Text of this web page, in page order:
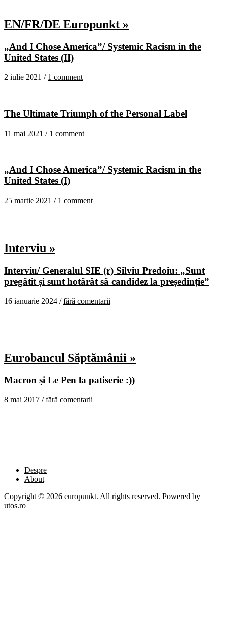
EN/FR/DE Europunkt »
„And I Chose America”/ Systemic Racism in the
United States (II)
2 iulie 2021 / 1 comment
The Ultimate Triumph of the Personal Label
11 mai 2021 / 1 comment
„And I Chose America”/ Systemic Racism in the
United States (I)
25 martie 2021 / 1 comment
Interviu »
Interviu/ Generalul SIE (r) Silviu Predoiu: „Sunt
pregătit și sunt hotărât să candidez la președinție”
16 ianuarie 2024 /fără comentarii
Eurobancul Săptămânii »
Macron şi Le Pen la patiserie :))
8 mai 2017 /fără comentarii
Despre
About
Copyright © 2026 europunkt. All rights reserved. Powered by
utos.ro